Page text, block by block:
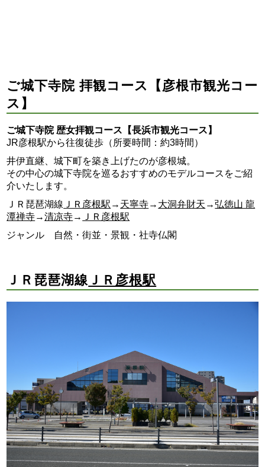
ご城下寺院 拝観コース【彦根市観光コー
ス】
ご城下寺院 歴女拝観コース【長浜市観光コース】
JR彦根駅から往復徒歩（所要時間：約3時間）
井伊直継、城下町を築き上げたのが彦根城。
その中心の城下寺院を巡るおすすめのモデルコースをご紹
介いたします。
ＪＲ琵琶湖線 ＪＲ彦根駅 → 天寧寺→ 大洞弁財天 →弘徳山 龍
潭禅寺→清凉寺→
ＪＲ彦根駅
ジャンル 自然・街並・景観・社寺仏閣
ＪＲ琵琶湖線 ＪＲ彦根駅